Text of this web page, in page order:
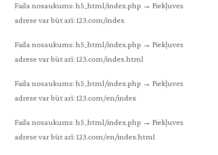
Faila nosaukums: h5_html/index.php → Piekļuves
adrese var būt arī: 123.com/index
Faila nosaukums: h5_html/index.php → Piekļuves
adrese var būt arī: 123.com/index.html
Faila nosaukums: h5_html/index.php → Piekļuves
adrese var būt arī: 123.com/en/index
Faila nosaukums: h5_html/index.php → Piekļuves
adrese var būt arī: 123.com/en/index.html